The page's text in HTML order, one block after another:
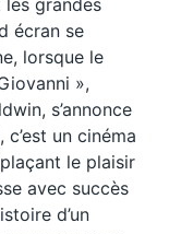
grandes
écran se
lorsque le
»,
s’annonce
un cinéma
le plaisir
avec succès
d’un